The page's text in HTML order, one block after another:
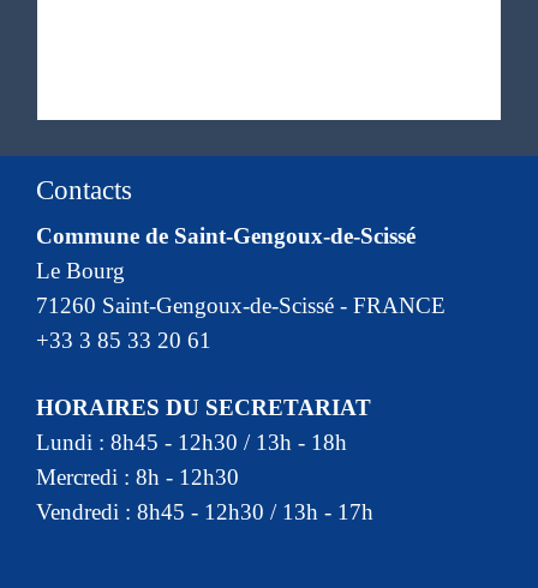
Contacts
Commune de Saint-Gengoux-de-Scissé
Le Bourg
71260 Saint-Gengoux-de-Scissé - FRANCE
+33 3 85 33 20 61
HORAIRES DU SECRETARIAT
Lundi : 8h45 - 12h30 / 13h - 18h
Mercredi : 8h - 12h30
Vendredi : 8h45 - 12h30 / 13h - 17h